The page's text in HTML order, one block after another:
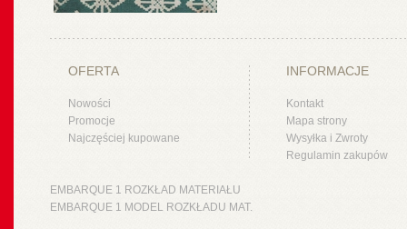
OFERTA
Nowości
Promocje
Najczęściej kupowane
INFORMACJE
Kontakt
Mapa strony
Wysyłka i Zwroty
Regulamin zakupów
EMBARQUE 1 ROZKŁAD MATERIAŁU
EMBARQUE 1 MODEL ROZKŁADU MAT.